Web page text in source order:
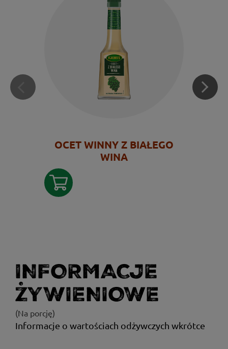
OCET WINNY Z BIAŁEGO
WINA
INFORMACJE
ŻYWIENIOWE
(Na porcję)
Informacje o wartościach odżywczych wkrótce